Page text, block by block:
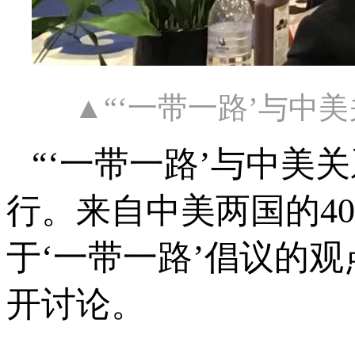
▲“‘一带一路’与中
“‘一带一路’与中美
行。来自中美两国的
于‘一带一路’倡议的
开讨论。